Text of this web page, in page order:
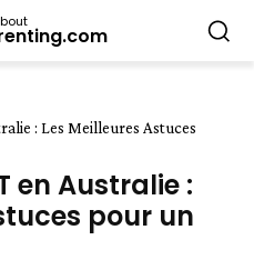
: Les Meilleures Astuces
en Australie :
pour un